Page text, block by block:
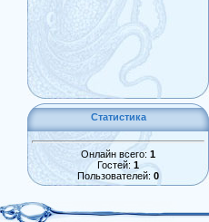
Статистика
Онлайн всего: 1
Гостей: 1
Пользователей: 0